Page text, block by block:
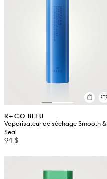
R+CO BLEU
Vaporisateur de séchage Smooth &
Seal
94 $